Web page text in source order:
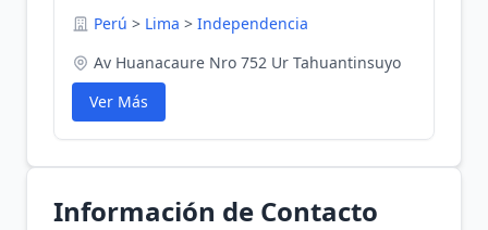
Perú > Lima > Independencia
Av Huanacaure Nro 752 Ur Tahuantinsuyo
Ver Más
Información de Contacto